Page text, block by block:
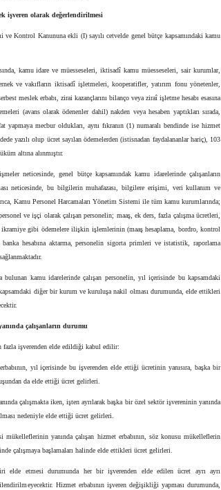
işveren olarak değerlendirilmesi
Kontrol Kanununa ekli (I) sayılı cetvelde genel bütçe kapsamındaki kamu
kamu idare ve müesseseleri, iktisadî kamu müesseseleri, sair kurumlar,
ve vakıfların iktisadî işletmeleri, kooperatifler, yatırım fonu yönetenler,
meslek erbabı, zirai kazançlarını bilanço veya ziraî işletme hesabı esasına
(avans olarak ödenenler dahil) nakden veya hesaben yaptıkları sırada,
mecbur oldukları, aynı fıkranın (1) numaralı bendinde ise hizmet
yazılı olup ücret sayılan ödemelerden (istisnadan faydalananlar hariç), 103
altına alınmıştır.
neticesinde, genel bütçe kapsamındak kamu idarelerinde çalışanların
neticesinde, bu bilgilerin muhafazası, bilgilere erişimi, veri kullanım ve
Kamu Personel Harcamaları Yönetim Sistemi ile tüm kamu kurumlarında;
ve işçi olarak çalışan personelin; maaş, ek ders, fazla çalışma ücretleri,
gibi ödemelere ilişkin işlemlerinin (maaş hesaplama, bordro, kontrol
hesabına aktarma, personelin sigorta primleri ve istatistik, raporlama
kamu idarelerinde çalışan personelin, yıl içerisinde bu kapsamdaki
diğer bir kurum ve kuruluşa nakil olması durumunda, elde ettikleri
çalışanların durumu
fazla işverenden elde edildiği kabul edilir:
yıl içerisinde bu işverenden elde ettiği ücretinin yanısıra, başka bir
da elde ettiği ücret gelirleri.
çalışmakta iken, işten ayrılarak başka bir özel sektör işvereninin yanında
nedeniyle elde ettiği ücret gelirleri.
yanında çalışan hizmet erbabının, söz konusu mükelleflerin
çalışmaya başlamaları halinde elde ettikleri ücret gelirleri.
elde etmesi durumunda her bir işverenden elde edilen ücret ayrı ayrı
Hizmet erbabının işveren değişikliği yapması durumunda,